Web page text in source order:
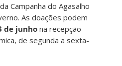
Campanha do Agasalho
As doações podem
de junhona recepção
de segunda a sexta-